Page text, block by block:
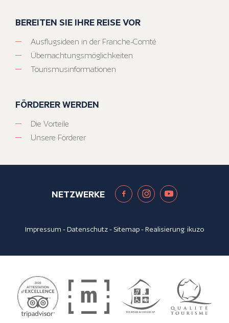
BEREITEN SIE IHRE REISE VOR
Ausflugsideen in der Franche-Comté
Übernachtungsmöglichkeiten
Tourismusinformationen
FÖRDERER WERDEN
Die Vorteile
Unsere Förderer
NETZWERKE
Impressum -Datenschutz- Sitemap- Realisierung:ikuzo